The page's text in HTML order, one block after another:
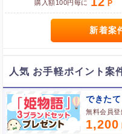
購入額100円毎に
新着案
人気 お手軽ポイント案
できた
無料会員
1,200